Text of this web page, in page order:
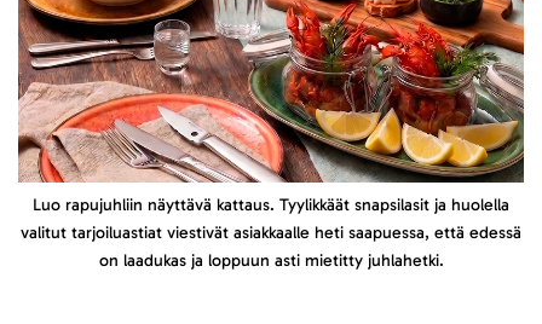
Luo rapujuhliin näyttävä kattaus. Tyylikkäät snapsilasit ja huolella
valitut tarjoiluastiat viestivät asiakkaalle heti saapuessa, että edessä
on laadukas ja loppuun asti mietitty juhlahetki.